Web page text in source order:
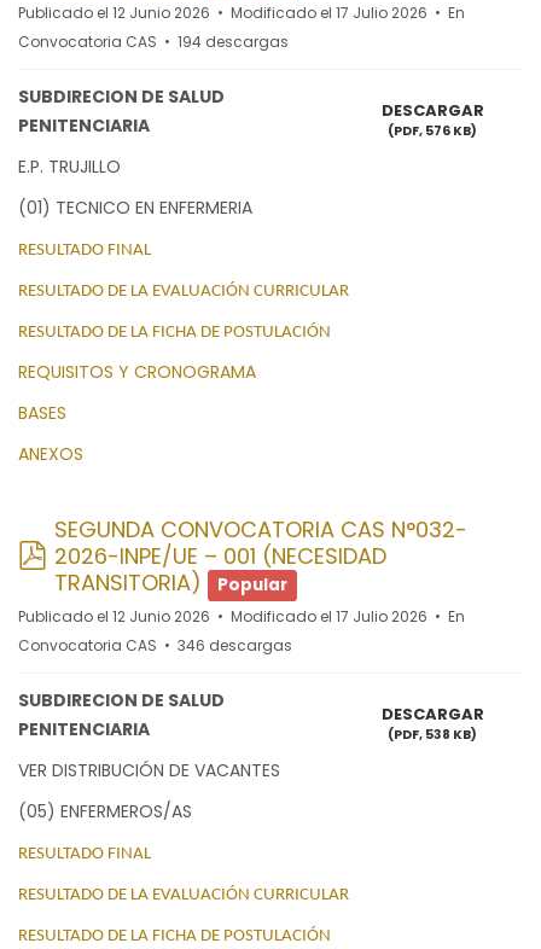
Publicado el 12 Junio 2026 Modificado el 17 Julio 2026
En
Convocatoria CAS
194 descargas
DESCARGAR
(PDF, 576 KB)
SUBDIRECION DE SALUD
PENITENCIARIA
E.P. TRUJILLO
(01) TECNICO EN ENFERMERIA
RESULTADO FINAL
RESULTADO DE LA EVALUACIÓN CURRICULAR
RESULTADO DE LA FICHA DE POSTULACIÓN
REQUISITOS Y CRONOGRAMA
BASES
ANEXOS
pdf
SEGUNDA CONVOCATORIA CAS N°032-
2026-INPE/UE – 001 (NECESIDAD
TRANSITORIA)
Popular
Publicado el 12 Junio 2026 Modificado el 17 Julio 2026
En
Convocatoria CAS
346 descargas
DESCARGAR
(PDF, 538 KB)
SUBDIRECION DE SALUD
PENITENCIARIA
VER DISTRIBUCIÓN DE VACANTES
(05) ENFERMEROS/AS
RESULTADO FINAL
RESULTADO DE LA EVALUACIÓN CURRICULAR
RESULTADO DE LA FICHA DE POSTULACIÓN